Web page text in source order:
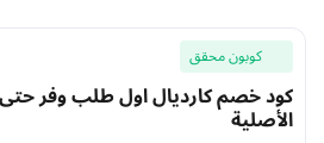
كوبون محقق
الأصلية